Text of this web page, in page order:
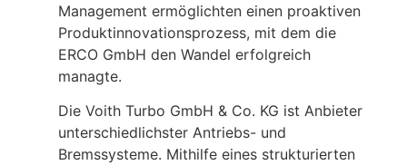
Management ermöglichten einen proaktiven
Produktinnovationsprozess, mit dem die
ERCO GmbH den Wandel erfolgreich
managte.
Die Voith Turbo GmbH & Co. KG ist Anbieter
unterschiedlichster Antriebs- und
Bremssysteme. Mithilfe eines strukturierten